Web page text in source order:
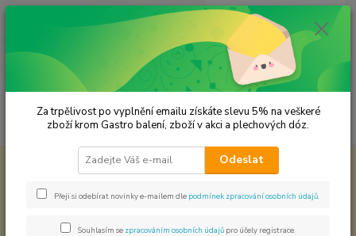
Menu
Hledat
ks
za 0,00 Kč
Plechové dózy - kořenky Vánoční dóza na svíčku
Vánoční dóza na svíčku
Za trpělivost po vyplnění emailu získáte slevu 5% na veškeré
zboží krom Gastro balení, zboží v akci a plechových dóz.
Odeslat
Přeji si odebírat novinky e-mailem dle podmínek zpracování osobních údajů
Souhlasím se zpracováním osobních údajů pro účely registrace.